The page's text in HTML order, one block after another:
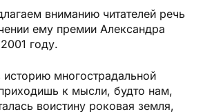
вниманию читателей речь
ему премии Александра
году.
многострадальной
к мысли, будто нам,
воистину роковая земля,